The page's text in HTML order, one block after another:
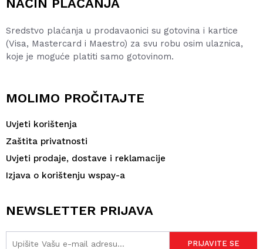
NAČIN PLAĆANJA
Sredstvo plaćanja u prodavaonici su gotovina i kartice
(Visa, Mastercard i Maestro) za svu robu osim ulaznica,
koje je moguće platiti samo gotovinom.
MOLIMO PROČITAJTE
Uvjeti korištenja
Zaštita privatnosti
Uvjeti prodaje, dostave i reklamacije
Izjava o korištenju wspay-a
NEWSLETTER PRIJAVA